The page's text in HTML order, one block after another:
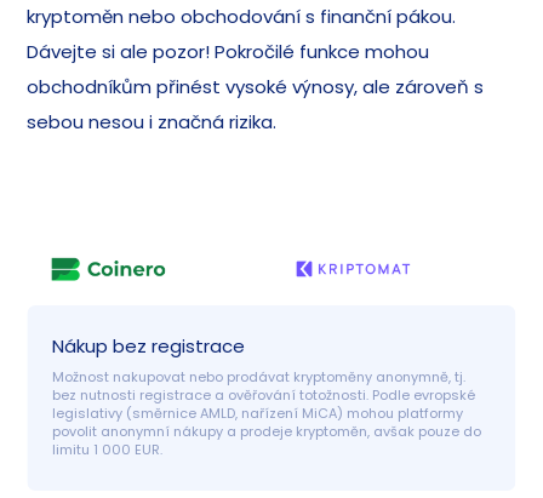
kryptoměn nebo obchodování s finanční pákou.
Dávejte si ale pozor! Pokročilé funkce mohou
obchodníkům přinést vysoké výnosy, ale zároveň s
sebou nesou i značná rizika.
Nákup bez registrace
Možnost nakupovat nebo prodávat kryptoměny anonymně, tj.
bez nutnosti registrace a ověřování totožnosti. Podle evropské
legislativy (směrnice AMLD, nařízení MiCA) mohou platformy
povolit anonymní nákupy a prodeje kryptoměn, avšak pouze do
limitu 1 000 EUR.